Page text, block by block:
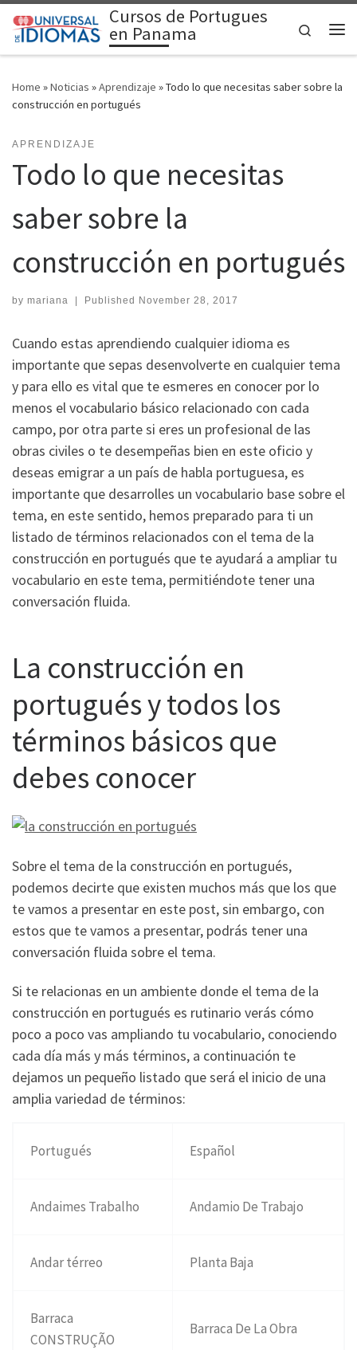
Skip to content Cursos de Portugues
en Panama
Search
Home »Noticias »Aprendizaje »Todo lo que necesitas saber sobre la
construcción en portugués
APRENDIZAJE
Todo lo que necesitas
saber sobre la
construcción en portugués
by mariana Published November 28, 2017
Cuando estas aprendiendo cualquier idioma es
importante que sepas desenvolverte en cualquier tema
y para ello es vital que te esmeres en conocer por lo
menos el vocabulario básico relacionado con cada
campo, por otra parte si eres un profesional de las
obras civiles o te desempeñas bien en este oficio y
deseas emigrar a un país de habla portuguesa, es
importante que desarrolles un vocabulario base sobre el
tema, en este sentido, hemos preparado para ti un
listado de términos relacionados con el tema de la
construcción en portugués que te ayudará a ampliar tu
vocabulario en este tema, permitiéndote tener una
conversación fluida.
La construcción en
portugués y todos los
términos básicos que
debes conocer
Sobre el tema de la construcción en portugués,
podemos decirte que existen muchos más que los que
te vamos a presentar en este post, sin embargo, con
estos que te vamos a presentar, podrás tener una
conversación fluida sobre el tema.
Si te relacionas en un ambiente donde el tema de la
construcción en portugués es rutinario verás cómo
poco a poco vas ampliando tu vocabulario, conociendo
cada día más y más términos, a continuación te
dejamos un pequeño listado que será el inicio de una
amplia variedad de términos:
Portugués Español
Andaimes Trabalho Andamio De Trabajo
Andar térreo Planta Baja
Barraca
CONSTRUÇÃO
Barraca De La Obra